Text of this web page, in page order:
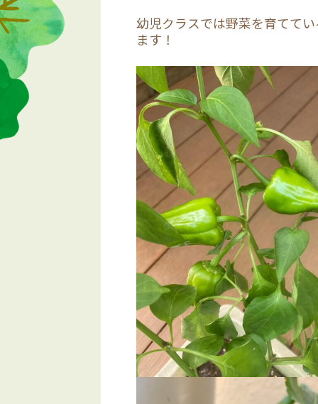
幼児クラスでは野菜を育てて
ます！